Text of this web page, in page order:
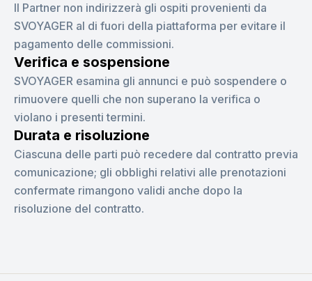
Il Partner non indirizzerà gli ospiti provenienti da
SVOYAGER al di fuori della piattaforma per evitare il
pagamento delle commissioni.
Verifica e sospensione
SVOYAGER esamina gli annunci e può sospendere o
rimuovere quelli che non superano la verifica o
violano i presenti termini.
Durata e risoluzione
Ciascuna delle parti può recedere dal contratto previa
comunicazione; gli obblighi relativi alle prenotazioni
confermate rimangono validi anche dopo la
risoluzione del contratto.